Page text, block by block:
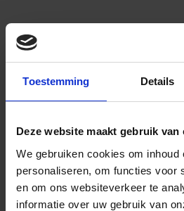
Toestemming Details
Deze website maakt gebruik van
We gebruiken cookies om inhoud
personaliseren, om functies voor
en om ons websiteverkeer te
informatie over uw gebruik van